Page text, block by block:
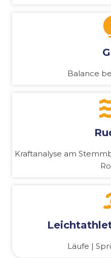
Balance
Kraftanalyse am
Läufe |